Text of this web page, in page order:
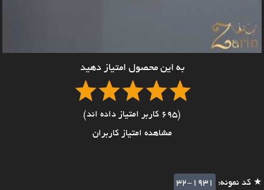
به این محصول امتیاز دهید
(695 کاربر امتیاز داده اند)
مشاهده امتیاز کاربران
★ کد نمونه:
32-1931